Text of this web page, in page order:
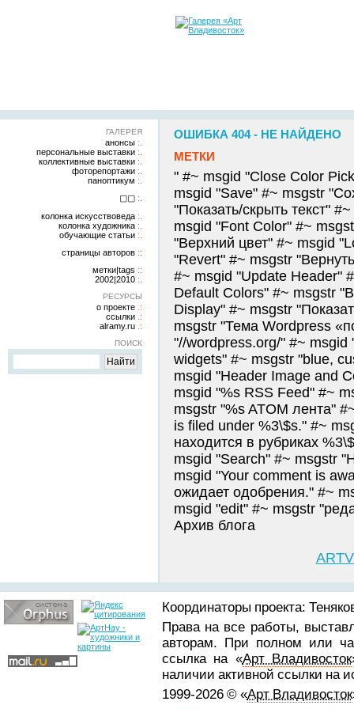
ГАЛЕРЕЯ
анонсы
персональные выставки
коллективные выставки
фоторепортажи
паноптикум
▢▢
колонка искусствоведа
колонка художника
обучающие статьи
страницы авторов
метки|tags
2002|2010
РЕСУРСЫ
о проекте
ссылки
alramy.ru
ПОИСК
ОШИБКА 404 - НЕ НАЙДЕНО
МЕТКИ
" #~ msgid "Close Color
msgid "Save" #~ msgstr
"Показать/скрыть текст"
msgid "Font Color" #~
"Верхний цвет" #~ msgid
"Revert" #~ msgstr
#~ msgid "Update Header"
Default Colors" #~ msgstr
Display" #~ msgstr
msgstr "Тема Wordpress
"//wordpress.org/" #~
widgets" #~ msgstr "blue,
msgid "Header Image and
msgid "%s RSS Feed" #~
msgstr "%s ATOM лента"
is filed under %3\$s." #~
находится в рубриках
msgid "Search" #~ msgstr
msgid "Your comment is
ожидает одобрения." #~
msgid "edit" #~ msgstr
Архив блога
Координаторы проекта:
Права на все работы,
авторам. При полном или
ссылка на «Арт Владивосток
наличии активной ссылки на
1999-2026 © «Арт Владивосток